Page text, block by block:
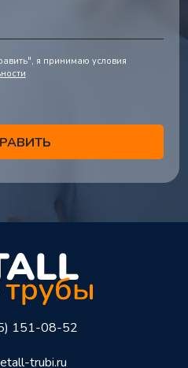
я принимаю условия
151-08-52
trubi.ru